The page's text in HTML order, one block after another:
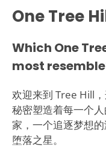
One Tree
Which One
most
欢迎来到 Tree Hill
秘密塑造着每一个
家，一个追逐梦想
堕落之星。